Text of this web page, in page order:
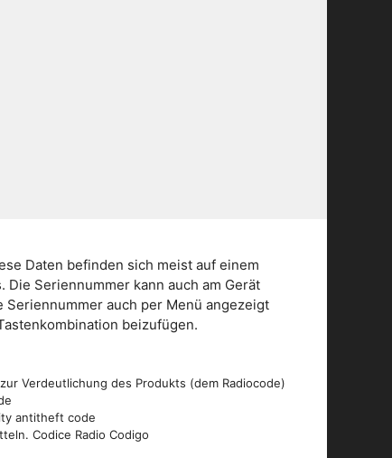
Daten befinden sich meist auf einem
Seriennummer kann auch am Gerät
Seriennummer auch per Menü angezeigt
beizufügen.
Verdeutlichung des Produkts (dem Radiocode)
antitheft code
Codice Radio Codigo